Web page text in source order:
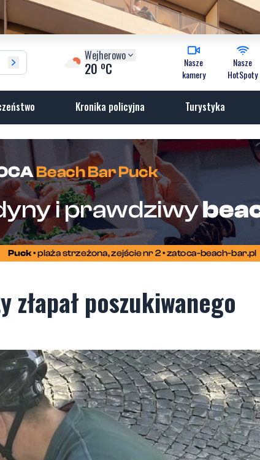
Wejherowo
20 oC
Nasze
kamery
Nasze
HotSpoty
Kronika policyjna Turystyka
poszukiwanego